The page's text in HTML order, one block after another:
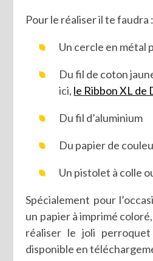
Pour le réaliser il te faudra :
Un cercle en métal
Du fil de coton
ici, le Ribbon XL de
Du fil d’aluminium
Du papier de
Un pistolet à colle
Spécialement pour
un papier à imprimé
réaliser le joli
disponible en